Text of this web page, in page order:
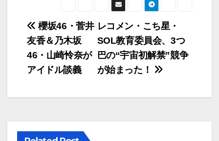
つ…」 MVは100万
再生突破
投
稿
ナ
ー
レコメン・こち星・
SOL教育委員会、3つ
巴の“宇宙初解禁”競争
が始まった！
櫻坂46・菅井
友香＆乃木坂
46・山崎怜奈が
アイドル談義